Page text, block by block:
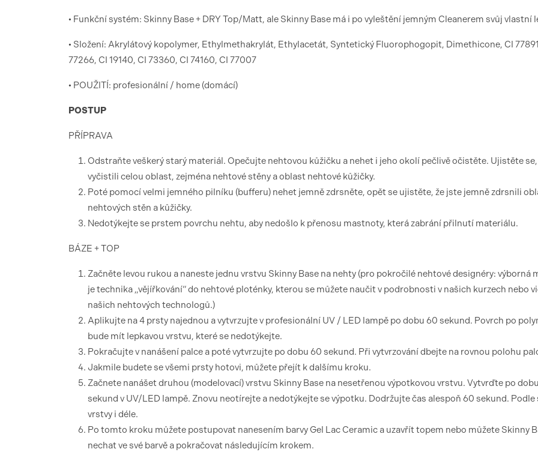
• Funkční systém: Skinny Base + DRY Top/Matt, ale Skinny Base má i po vyleštění jemným Cleanerem svůj vlastní
• Složení: Akrylátový kopolymer, Ethylmethakrylát, Ethylacetát, Syntetický Fluorophogopit, Dimethicone, CI
77266, CI 19140, CI 73360, CI 74160, CI 77007
• POUŽITÍ: profesionální / home (domácí)
POSTUP
PŘÍPRAVA
Odstraňte veškerý starý materiál. Opečujte nehtovou kůžičku a nehet i jeho okolí pečlivě očistěte. Ujistěte
vyčistili celou oblast, zejména nehtové stěny a oblast nehtové kůžičky.
Poté pomocí velmi jemného pilníku (bufferu) nehet jemně zdrsněte, opět se ujistěte, že jste jemně zdrsnili
nehtových stěn a kůžičky.
Nedotýkejte se prstem povrchu nehtu, aby nedošlo k přenosu mastnoty, která zabrání přilnutí materiálu.
BÁZE + TOP
Začněte levou rukou a naneste jednu vrstvu Skinny Base na nehty (pro pokročilé nehtové designéry: výborná
je technika „vějířkování“ do nehtové ploténky, kterou se můžete naučit v podrobnosti v našich kurzech nebo
našich nehtových technologů.)
Aplikujte na 4 prsty najednou a vytvrzujte v profesionální UV / LED lampě po dobu 60 sekund. Povrch po
bude mít lepkavou vrstvu, které se nedotýkejte.
Pokračujte v nanášení palce a poté vytvrzujte po dobu 60 sekund. Při vytvrzování dbejte na rovnou polohu
Jakmile budete se všemi prsty hotovi, můžete přejít k dalšímu kroku.
Začnete nanášet druhou (modelovací) vrstvu Skinny Base na nesetřenou výpotkovou vrstvu. Vytvrďte po
sekund v UV/LED lampě. Znovu neotírejte a nedotýkejte se výpotku. Dodržujte čas alespoň 60 sekund. Podle
vrstvy i déle.
Po tomto kroku můžete postupovat nanesením barvy Gel Lac Ceramic a uzavřít topem nebo můžete Skinny
nechat ve své barvě a pokračovat následujícím krokem.